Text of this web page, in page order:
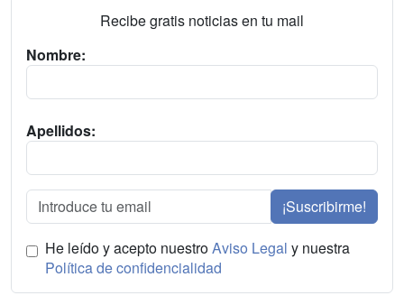
Recibe gratis noticias en tu mail
Nombre:
Apellidos:
¡Suscribirme!
He leído y acepto nuestroAviso Legal y nuestra
Política de confidencialidad